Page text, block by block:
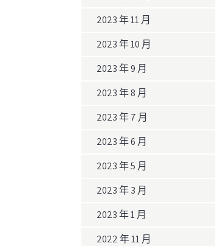
2023 年 11 月
2023 年 10 月
2023 年 9 月
2023 年 8 月
2023 年 7 月
2023 年 6 月
2023 年 5 月
2023 年 3 月
2023 年 1 月
2022 年 11 月